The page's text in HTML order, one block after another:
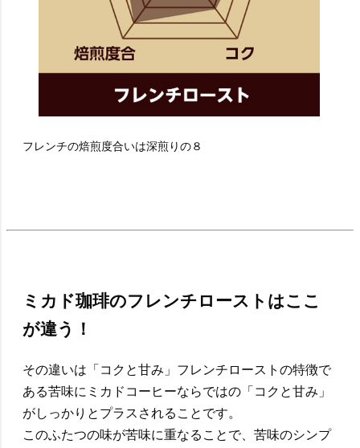
フレンチの焙煎度合いは深煎りの８
ミカド珈琲のフレンチローストはここ
が違う！
その違いは「コクと甘み」フレンチローストの特徴で
ある苦味にミカドコーヒーならではの「コクと甘み」
がしっかりとプラスされることです。
このふたつの味が苦味に重なることで、苦味のシンプ